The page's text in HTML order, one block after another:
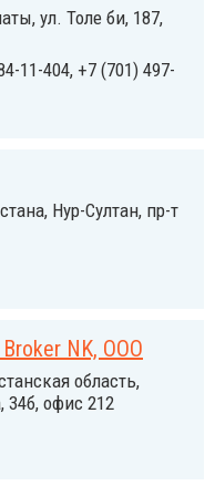
ул. Толе би, 187,
11-404, +7 (701) 497-
Нур-Султан, пр-т
NK, ООО
область,
34б, офис 212